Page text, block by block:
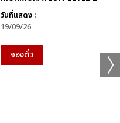
วันที่แสดง :
19/09/26
จองตั๋ว